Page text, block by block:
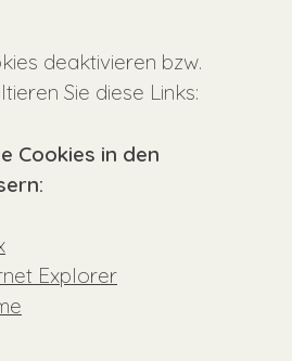
deaktivieren bzw.
Sie diese Links:
Cookies in den
Explorer